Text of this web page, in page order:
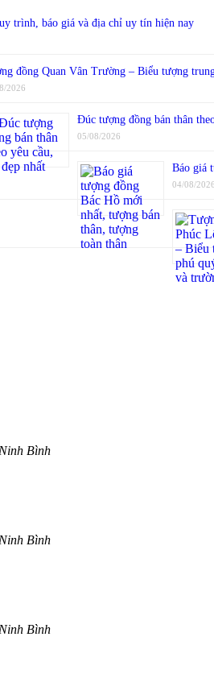
trình, báo giá và địa chỉ uy tín hiện nay
đồng Quan Vân Trường – Biểu tượng
2026
Đúc tượng đồng bán thân
05/08/2026
Báo giá
04/08/2026
Bình
Bình
Bình